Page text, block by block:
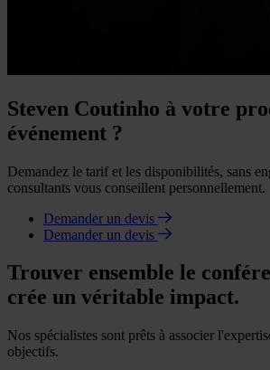
Steven Coutinho à votre
événement ?
Demandez le tarif et les disponibilités, sans
consultants vous conseillent personnellement.
Demander un devis
Demander un devis
Trouver ensemble le
crée un véritable impact.
Nos spécialistes sont prêts à associer
objectifs.